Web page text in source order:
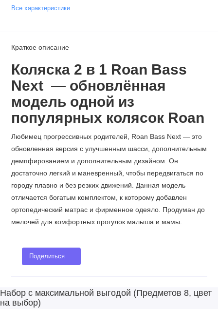
Все характеристики
Краткое описание
Коляска 2 в 1 Roan Bass
Next — обновлённая
модель одной из
популярных колясок Roan
Любимец прогрессивных родителей, Roan Bass Next — это
обновленная версия с улучшенным шасси, дополнительным
демпфированием и дополнительным дизайном. Он
достаточно легкий и маневренный, чтобы передвигаться по
городу плавно и без резких движений. Данная модель
отличается богатым комплектом, к которому добавлен
ортопедический матрас и фирменное одеяло. Продуман до
мелочей для комфортных прогулок малыша и мамы.
Поделиться
Набор с максимальной выгодой (Предметов 8, цвет
на выбор)